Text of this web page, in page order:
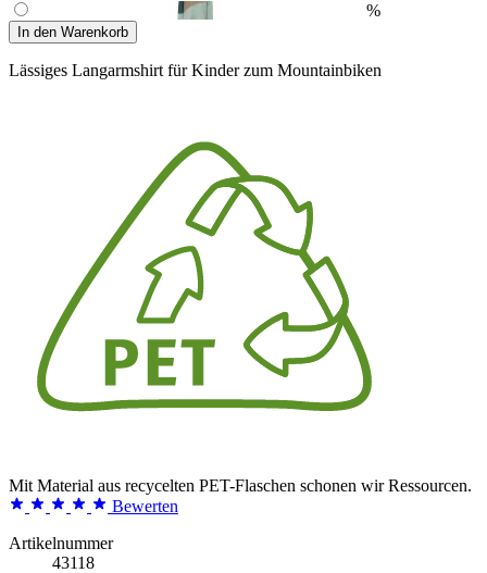
%
In den Warenkorb
Lässiges Langarmshirt für Kinder zum Mountainbiken
Mit Material aus recycelten PET-Flaschen schonen wir Ressourcen.
Bewerten
Artikelnummer
43118